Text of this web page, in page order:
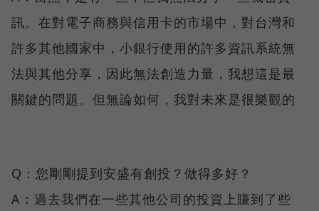
訊。在對電子商務與信用卡的市場中，對台灣和
許多其他國家中，小銀行使用的許多資訊系統無
法與其他分享，因此無法創造力量，我想這是最
關鍵的問題。但無論如何，我對未來是很樂觀的
Q：您剛剛提到安盛有創投？做得多好？
A：過去我們在一些其他公司的投資上賺到了些